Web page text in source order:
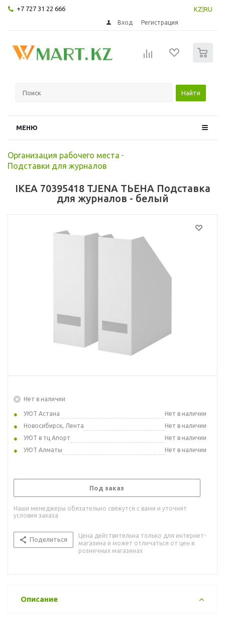
+7 727 31 22 666 KZ RU
Вход Регистрация
Найти
МЕНЮ
Организация рабочего места -
Подставки для журналов
IKEA 70395418 TJENA ТЬЕНА Подставка
для журналов - белый
Нет в наличии
УЮТ Астана
Нет в наличии
Новосибирск, Лента
Нет в наличии
УЮТ в тц Апорт
Нет в наличии
УЮТ Алматы
Нет в наличии
Под заказ
Наши менеджеры обязательно свяжутся с вами и уточнят
условия заказа
Поделиться
Цена действительна только для интернет-
магазина и может отличаться от цен в
розничных магазинах
Описание